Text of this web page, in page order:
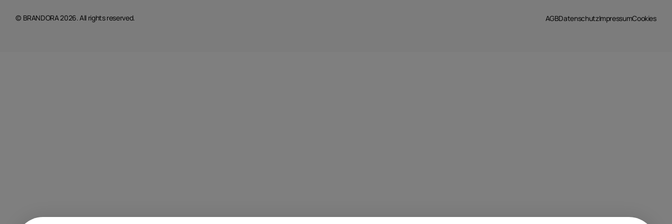
© BRANDORA 2026. All rights reserved. AGBDatenschutzImpressumCookies